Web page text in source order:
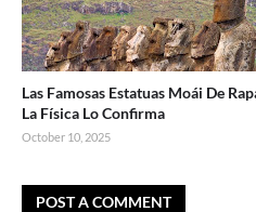
Las Famosas Estatuas Moái De
La Física Lo Confirma
October 10, 2025
POST A COMMENT